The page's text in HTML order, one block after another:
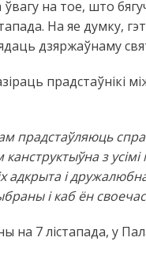
на тое, што
На яе думку,
дзяржаўнаму
прадстаўнікі
прадстаўляюць
з усімі
і
і каб ён
на 7 лістапада, у